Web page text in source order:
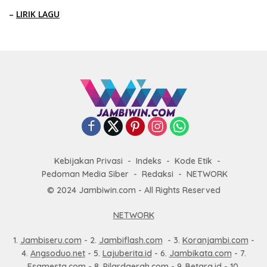
– LIRIK LAGU
Kebijakan Privasi Indeks
Kode Etik
Pedoman Media Siber
Redaksi
NETWORK
© 2024 Jambiwin.com - All Rights Reserved
NETWORK
1. Jambiseru.com - 2. Jambiflash.com - 3. Koranjambi.com -
4. Angsoduo.net- 5. Lajuberita.id - 6. Jambikata.com - 7.